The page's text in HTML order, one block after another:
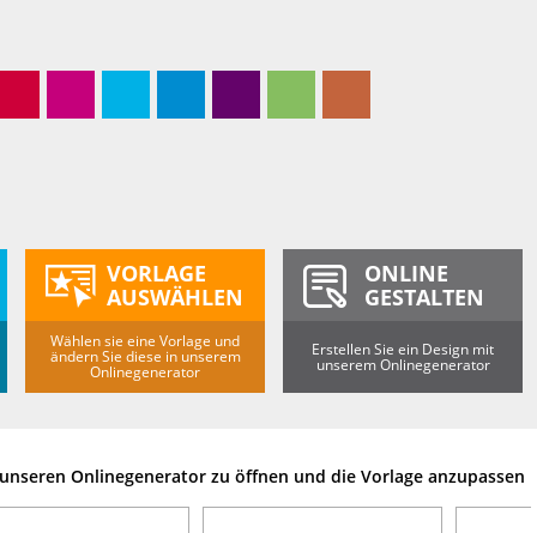
VORLAGE
AUSWÄHLEN
Wählen sie eine Vorlage und
ändern Sie diese in unserem
Onlinegenerator
ONLINE
GESTALTEN
Erstellen Sie ein Design mit
unserem Onlinegenerator
Onlinegenerator zu öffnen und die Vorlage anzupassen